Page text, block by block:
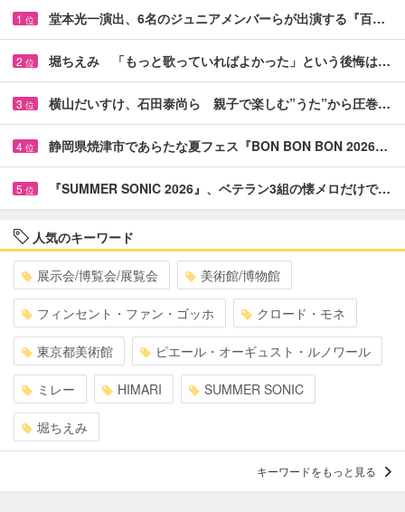
1 位 堂本光一演出、6名のジュニアメンバーらが出演する『百…
2 位 堀ちえみ 「もっと歌っていればよかった」という後悔は…
3 位 横山だいすけ、石田泰尚ら 親子で楽しむ”うた”から圧巻…
4 位 静岡県焼津市であらたな夏フェス『BON BON BON 2026…
5 位 『SUMMER SONIC 2026』、ベテラン3組の懐メロだけで…
人気のキーワード
展示会/博覧会/展覧会 美術館/博物館
フィンセント・ファン・ゴッホ クロード・モネ
東京都美術館 ピエール・オーギュスト・ルノワール
ミレー HIMARI SUMMER SONIC
堀ちえみ
キーワードをもっと見る